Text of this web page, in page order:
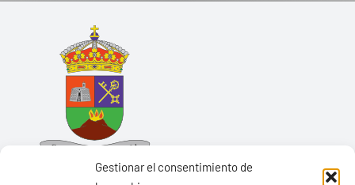
Gestionar el consentimiento de